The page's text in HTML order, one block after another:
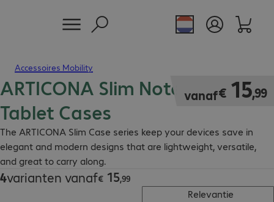
Accessoires Mobility
ARTICONA Slim Notebook and
Tablet Cases
The ARTICONA Slim Case series keep your devices save in
elegant and modern designs that are lightweight, versatile,
and great to carry along.
vanaf€ 15,99
€ 15,99
4varianten vanaf€ 15,99
€ 15,99
Relevantie